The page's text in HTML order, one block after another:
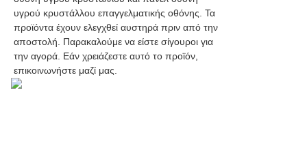
υγρού κρυστάλλου επαγγελματικής οθόνης. Τα
προϊόντα έχουν ελεγχθεί αυστηρά πριν από την
αποστολή. Παρακαλούμε να είστε σίγουροι για
την αγορά. Εάν χρειάζεστε αυτό το προϊόν,
επικοινωνήστε μαζί μας.